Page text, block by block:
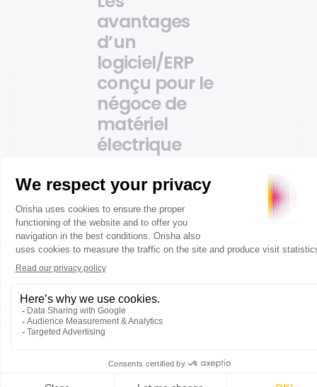
avantages
d’un
logiciel/ERP
conçu pour le
négoce de
matériel
électrique
Votre ERP en négoce
de matériel électrique
devient un outil
indispensable pour le
pilotage de votre
activité. En quelques
un regard critique sur
les tarifs, assurant une
fournisseurs/clients.